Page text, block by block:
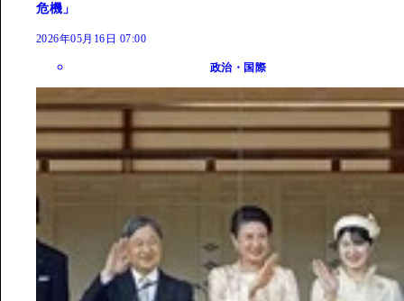
危機」
2026年05月16日 07:00
政治・国際